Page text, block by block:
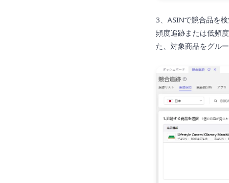
3、ASINで競合品を
頻度追跡または低頻
た、対象商品をグル